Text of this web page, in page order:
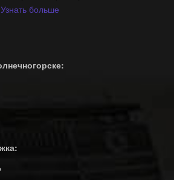
Узнать больше